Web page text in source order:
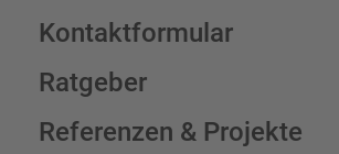
Kontaktformular
Ratgeber
Referenzen & Projekte